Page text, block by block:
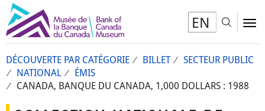
EN
DÉCOUVERTE PAR CATÉGORIE BILLET
SECTEUR PUBLIC
NATIONAL
ÉMIS
CANADA, BANQUE DU CANADA, 1,000 DOLLARS : 1988